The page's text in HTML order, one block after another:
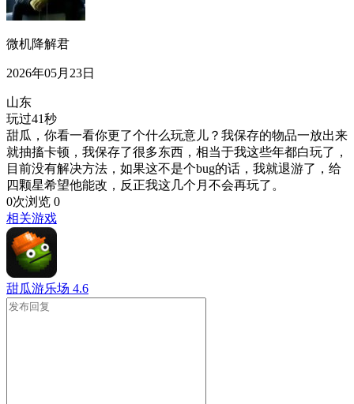
微机降解君
2026年05月23日
山东
玩过41秒
甜瓜，你看一看你更了个什么玩意儿？我保存的物品一放出来
就抽搐卡顿，我保存了很多东西，相当于我这些年都白玩了，
目前没有解决方法，如果这不是个bug的话，我就退游了，给
四颗星希望他能改，反正我这几个月不会再玩了。
0次浏览 0
相关游戏
甜瓜游乐场 4.6